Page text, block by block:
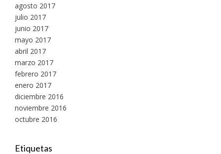
agosto 2017
julio 2017
junio 2017
mayo 2017
abril 2017
marzo 2017
febrero 2017
enero 2017
diciembre 2016
noviembre 2016
octubre 2016
Etiquetas